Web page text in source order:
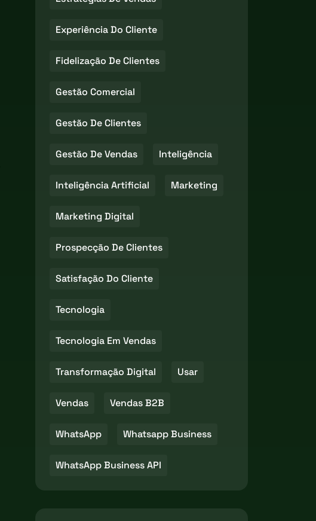
Experiência Do Cliente
Fidelização De Clientes
Gestão Comercial
Gestão De Clientes
Gestão De Vendas Inteligência
Inteligência Artificial Marketing
Marketing Digital
Prospecção De Clientes
Satisfação Do Cliente
Tecnologia
Tecnologia Em Vendas
Transformação Digital Usar
Vendas Vendas B2B
WhatsApp Whatsapp Business
WhatsApp Business API